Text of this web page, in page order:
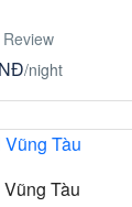
/night
Tàu